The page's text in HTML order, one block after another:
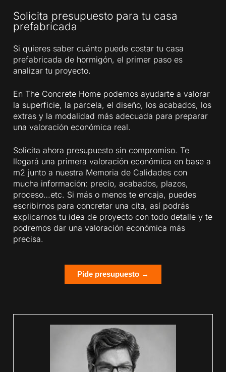
Solicita presupuesto para tu casa
prefabricada
Si quieres saber cuánto puede costar tu casa
prefabricada de hormigón, el primer paso es
analizar tu proyecto.
En The Concrete Home podemos ayudarte a valorar
la superficie, la parcela, el diseño, los acabados, los
extras y la modalidad más adecuada para preparar
una valoración económica real.
Solicita ahora presupuesto sin compromiso. Te
llegará una primera valoración económica en base a
m2 junto a nuestra Memoria de Calidades con
mucha información: precio, acabados, plazos,
proceso…etc. Si más o menos te encaja, puedes
escribirnos para concretar una cita, así podrás
explicarnos tu idea de proyecto con todo detalle y te
podremos dar una valoración económica más
precisa.
Pide presupuesto →